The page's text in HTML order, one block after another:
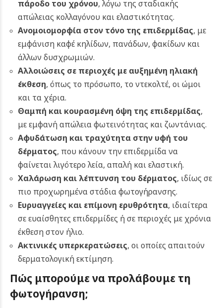
πάροδο του χρόνου, λόγω της σταδιακής
απώλειας κολλαγόνου και ελαστικότητας.
Ανομοιομορφία στον τόνο της επιδερμίδας, με
εμφάνιση καφέ κηλίδων, πανάδων, φακίδων και
άλλων δυσχρωμιών.
Αλλοιώσεις σε περιοχές με αυξημένη ηλιακή
έκθεση, όπως το πρόσωπο, το ντεκολτέ, οι ώμοι
και τα χέρια.
Θαμπή και κουρασμένη όψη της επιδερμίδας,
με εμφανή απώλεια φωτεινότητας και ζωντάνιας.
Αφυδάτωση και τραχύτητα στην υφή του
δέρματος, που κάνουν την επιδερμίδα να
φαίνεται λιγότερο λεία, απαλή και ελαστική.
Χαλάρωση και λέπτυνση του δέρματος, ιδίως σε
πιο προχωρημένα στάδια φωτογήρανσης.
Ευρυαγγείες και επίμονη ερυθρότητα, ιδιαίτερα
σε ευαίσθητες επιδερμίδες ή σε περιοχές με χρόνια
έκθεση στον ήλιο.
Ακτινικές υπερκερατώσεις, οι οποίες απαιτούν
δερματολογική εκτίμηση.
Πώς μπορούμε να προλάβουμε τη
φωτογήρανση;